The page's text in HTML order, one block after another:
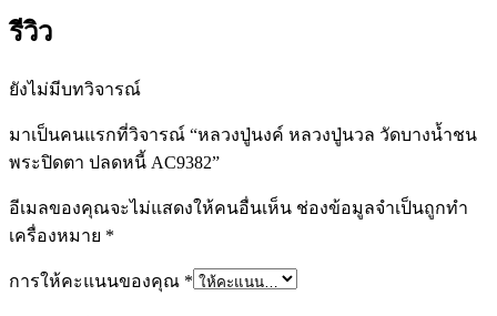
รีวิว
ยังไม่มีบทวิจารณ์
มาเป็นคนแรกที่วิจารณ์ “หลวงปู่นงค์ หลวงปู่นวล วัดบางน้ำชน
พระปิดตา ปลดหนี้ AC9382”
อีเมลของคุณจะไม่แสดงให้คนอื่นเห็น ช่องข้อมูลจำเป็นถูกทำ
เครื่องหมาย *
การให้คะแนนของคุณ *